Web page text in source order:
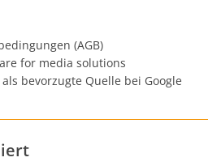
(AGB)
for media solutions
als bevorzugte Quelle bei Google